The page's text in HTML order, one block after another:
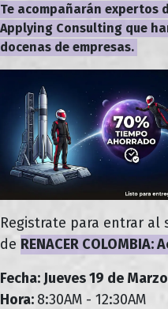
Te acompañarán expertos
Applying Consulting que
docenas de empresas.
Registrate para entrar
de RENACER
Fecha: Jueves 19 de Marzo
Hora: 8:30AM - 12:30AM